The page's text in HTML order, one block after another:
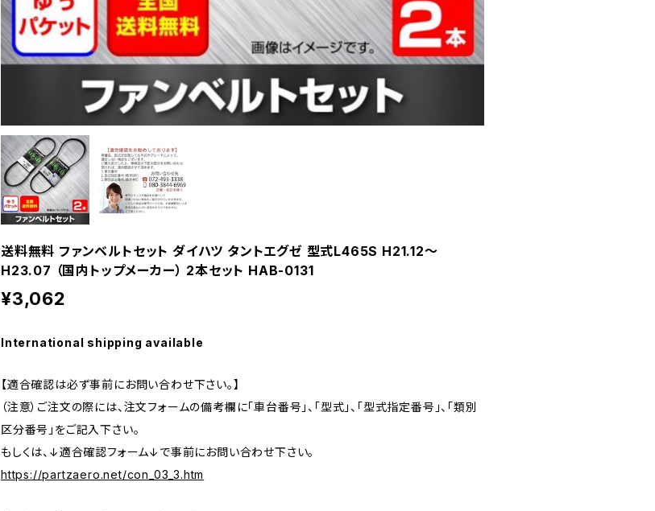
送料無料 ファンベルトセット ダイハツ タントエグゼ 型式L465S H21.12～
H23.07 （国内トップメーカー） 2本セット HAB-0131
¥3,062
International shipping available
【適合確認は必ず事前にお問い合わせ下さい。】
（注意）ご注文の際には、注文フォームの備考欄に「車台番号」、「型式」、「型式指定番号」、「類別
区分番号」をご記入下さい。
もしくは、↓適合確認フォーム↓で事前にお問い合わせ下さい。
https://partzaero.net/con_03_3.htm